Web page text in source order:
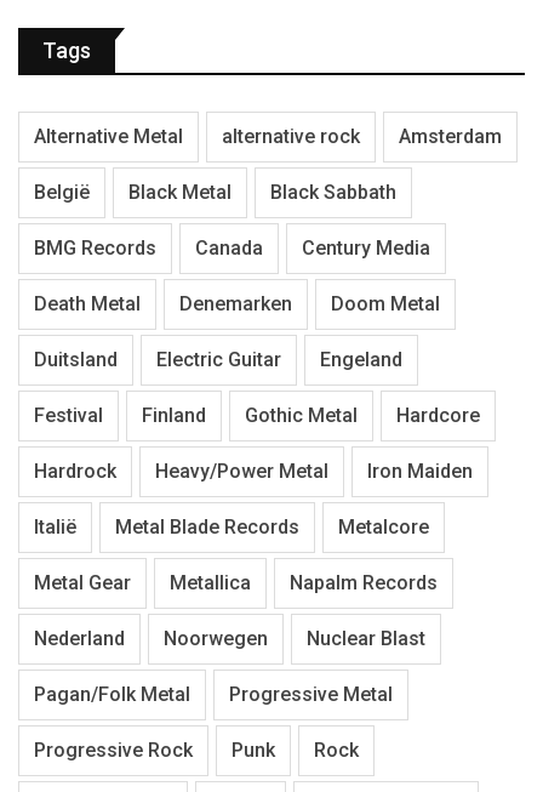
Tags
Alternative Metal alternative rock Amsterdam
België Black Metal Black Sabbath
BMG Records Canada Century Media
Death Metal Denemarken Doom Metal
Duitsland Electric Guitar Engeland
Festival Finland Gothic Metal Hardcore
Hardrock Heavy/Power Metal Iron Maiden
Italië Metal Blade Records Metalcore
Metal Gear Metallica Napalm Records
Nederland Noorwegen Nuclear Blast
Pagan/Folk Metal Progressive Metal
Progressive Rock Punk Rock